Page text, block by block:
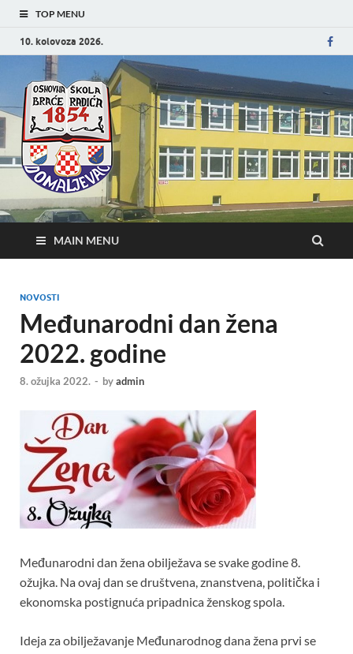
TOP MENU
10. kolovoza 2026.
Osnovna škola
Braće Radića
Domaljevac
Službena stranica
MAIN MENU
NOVOSTI
Međunarodni dan žena
2022. godine
8. ožujka 2022. - byadmin
Međunarodni dan žena obilježava se svake godine 8.
ožujka. Na ovaj dan se društvena, znanstvena, politička i
ekonomska postignuća pripadnica ženskog spola.
Ideja za obilježavanje Međunarodnog dana žena prvi se